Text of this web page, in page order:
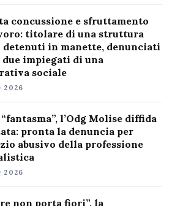
concussione e sfruttamento
titolare di una struttura
detenuti in manette, denunciati
due impiegati di una
sociale
2026
l’Odg Molise diffida
pronta la denuncia per
abusivo della professione
2026
non porta fiori”, la